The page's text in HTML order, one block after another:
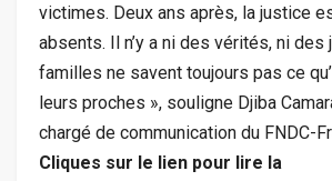
victimes. Deux ans après, la justice
absents. Il n’y a ni des vérités, ni
familles ne savent toujours pas ce
leurs proches », souligne Djiba
chargé de communication du FNDC-
Cliques sur le lien pour lire la